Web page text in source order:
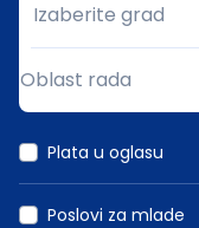
Grad
Izaberite grad
Oblast rada
Plata u oglasu
Poslovi za mlade